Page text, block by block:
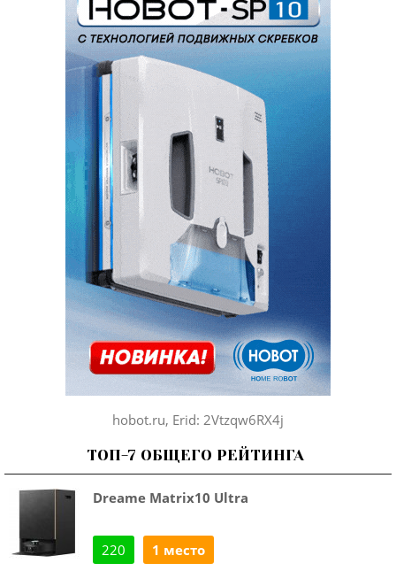
hobot.ru, Erid: 2Vtzqw6RX4j
ТОП-7 ОБЩЕГО РЕЙТИНГА
Dreame Matrix10 Ultra
220 1 место